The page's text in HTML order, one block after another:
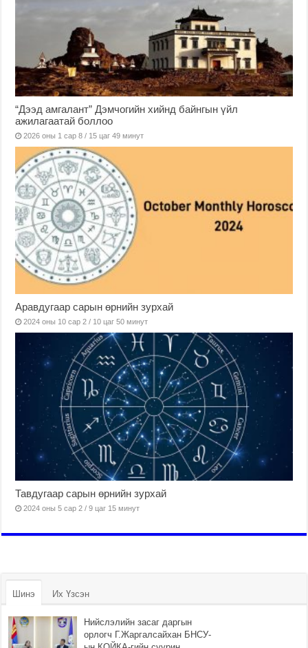
“Дээд амгалант” Дэмчогийн хийнд байнгын үйл
ажилагаатай боллоо
2026 оны 1 сар 8 / 15 цаг 49 минут
Аравдугаар сарын өрнийн зурхай
2024 оны 10 сар 2 / 10 цаг 50 минут
Тавдугаар сарын өрнийн зурхай
2024 оны 5 сар 2 / 9 цаг 15 минут
Шинэ Их Үзсэн
Нийслэлийн засаг даргын
орлогч Г.Жаргалсайхан БНСУ-